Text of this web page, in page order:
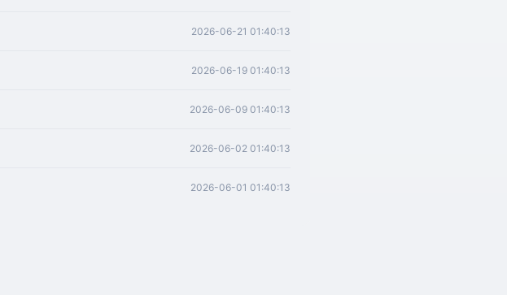
2026-06-21 01:40:13
2026-06-19 01:40:13
2026-06-09 01:40:13
2026-06-02 01:40:13
2026-06-01 01:40:13